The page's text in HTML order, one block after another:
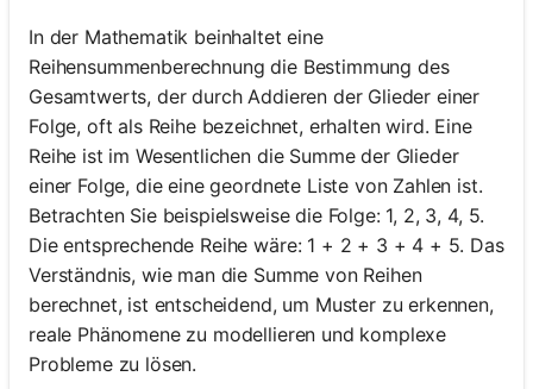
In der Mathematik beinhaltet eine
Reihensummenberechnung die Bestimmung des
Gesamtwerts, der durch Addieren der Glieder einer
Folge, oft als Reihe bezeichnet, erhalten wird. Eine
Reihe ist im Wesentlichen die Summe der Glieder
einer Folge, die eine geordnete Liste von Zahlen ist.
Betrachten Sie beispielsweise die Folge: 1, 2, 3, 4, 5.
Die entsprechende Reihe wäre: 1 + 2 + 3 + 4 + 5. Das
Verständnis, wie man die Summe von Reihen
berechnet, ist entscheidend, um Muster zu erkennen,
reale Phänomene zu modellieren und komplexe
Probleme zu lösen.